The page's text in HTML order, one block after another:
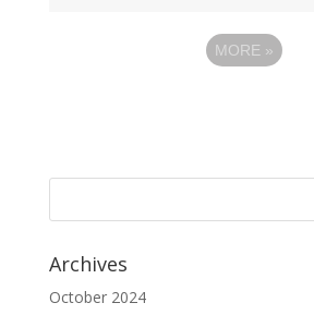
MORE »
Archives
October 2024